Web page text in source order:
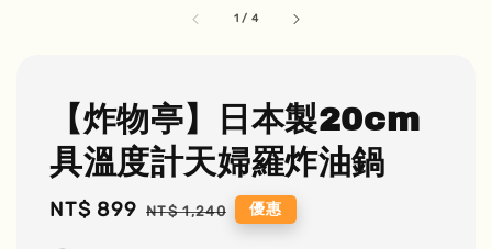
1 / 4
【炸物亭】日本製20cm
具溫度計天婦羅炸油鍋
Sale
NT$ 899 Regular
NT$ 1,240 優惠